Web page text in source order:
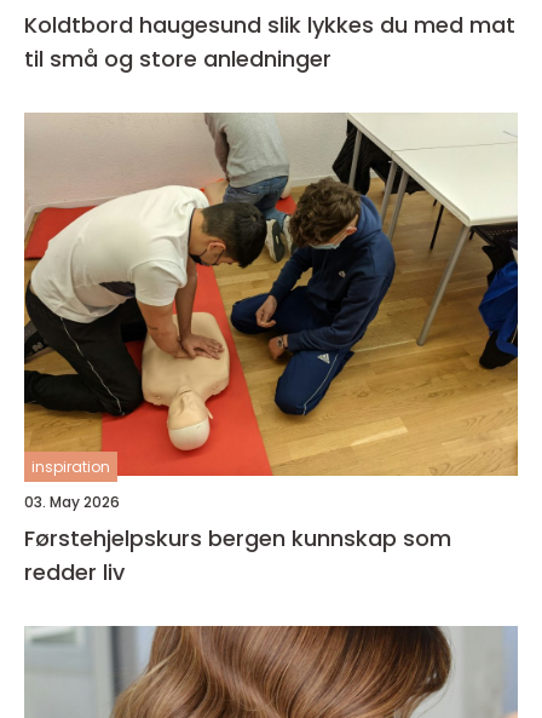
Koldtbord haugesund slik lykkes du med mat
til små og store anledninger
inspiration
03. May 2026
Førstehjelpskurs bergen kunnskap som
redder liv